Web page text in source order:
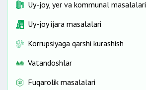
Uy-joy, yer va kommunal masalalari
Uy-joy ijara masalalari
Korrupsiyaga qarshi kurashish
Vatandoshlar
Fuqarolik masalalari